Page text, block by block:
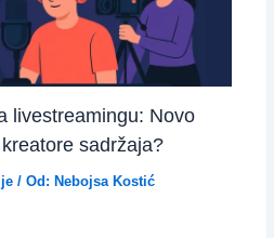
livestreamingu: Novo
sadržaja?
/ Od: Nebojsa Kostić